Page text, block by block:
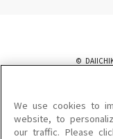
©
このサイトに掲載されている
を問わず、著作権法の定める
を禁じます。
楽曲及びコンテンツは、機種
We use cookies to
website, to
our traffic. Please